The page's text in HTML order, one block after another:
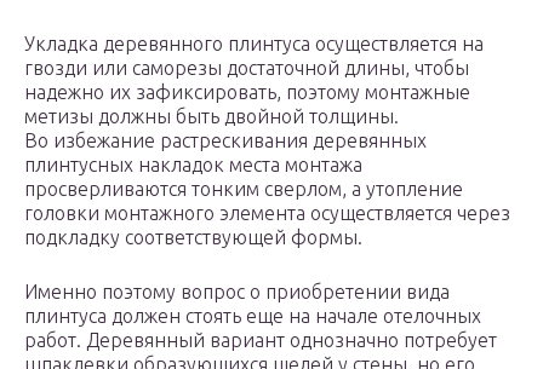
Укладка деревянного плинтуса осуществляется на
гвозди или саморезы достаточной длины, чтобы
надежно их зафиксировать, поэтому монтажные
метизы должны быть двойной толщины.
Во избежание растрескивания деревянных
плинтусных накладок места монтажа
просверливаются тонким сверлом, а утопление
головки монтажного элемента осуществляется через
подкладку соответствующей формы.
Именно поэтому вопрос о приобретении вида
плинтуса должен стоять еще на начале отелочных
работ. Деревянный вариант однозначно потребует
шпаклевки образующихся щелей у стены, но его